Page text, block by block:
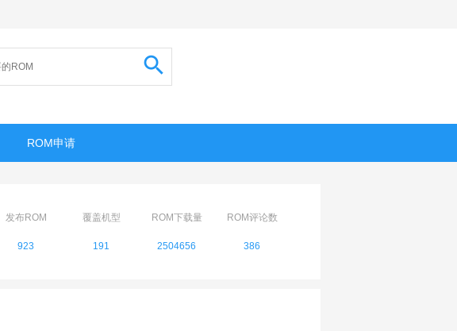
ROM申请
发布ROM
923
覆盖机型
191
ROM下载量
2504656
ROM评论数
386